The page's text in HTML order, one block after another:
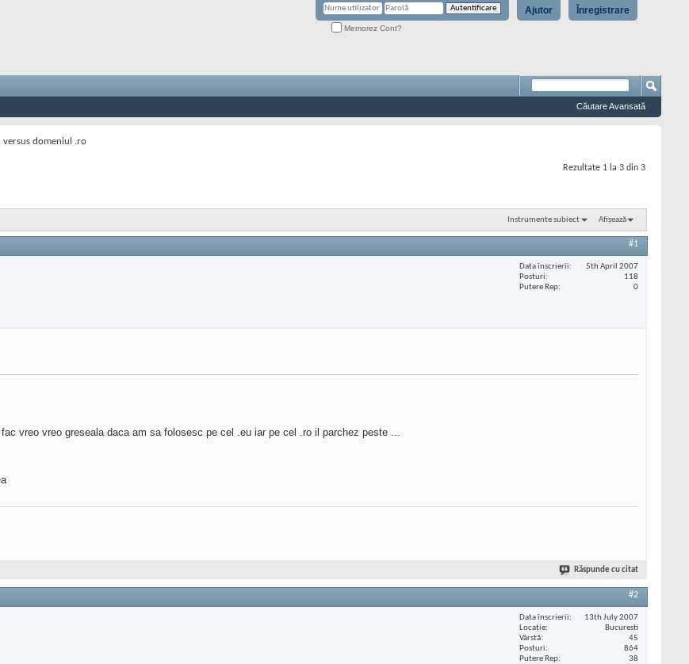
Înregistrare
Ajutor
Memorez Cont?
Căutare Avansată
versus domeniul .ro
Rezultate 1 la 3 din 3
Instrumente subiect Afișează
#1
Data înscrierii
5th April 2007
Posturi
118
Putere Rep
0
vreo vreo greseala daca am sa folosesc pe cel .eu iar pe cel .ro il parchez peste ...
Răspunde cu citat
#2
Data înscrierii
13th July 2007
Locaţie
Bucuresti
Vârstă
45
Posturi
864
Putere Rep
38